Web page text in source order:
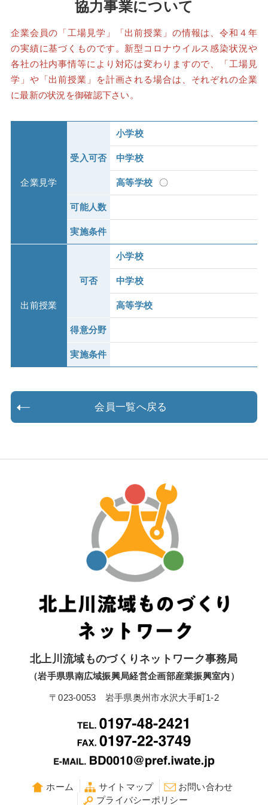
協力事業について
企業会員の「工場見学」「出前授業」の情報は、令和４年
の実績に基づくものです。新型コロナウイルス感染状況や
各社の社内事情等により対応は変わりますので、「工場見
学」や「出前授業」を計画される場合は、それぞれの企業
に最新の状況を御確認下さい。
企業見学
受入可否
小学校
中学校
高等学校 〇
可能人数
実施条件
出前授業
可否
小学校
中学校
高等学校
得意分野
実施条件
会員一覧へ戻る
北上川流域ものづくりネットワーク事務局
（岩手県県南広域振興局経営企画部産業振興室内）
〒023-0053 岩手県奥州市水沢大手町1-2
ホーム サイトマップ
お問い合わせ
プライバシーポリシー